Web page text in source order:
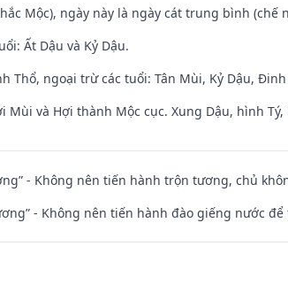
Mộc), ngày này là ngày cát trung bình (chế
Ất Dậu và Kỷ Dậu.
Thổ, ngoại trừ các tuổi: Tân Mùi, Kỷ Dậu,
và Hợi thành Mộc cục. Xung Dậu, hình
- Không nên tiến hành trộn tương, chủ
- Không nên tiến hành đào giếng nước